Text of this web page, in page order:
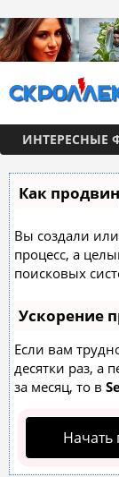
ИНТЕРЕСНЫЕ
Как
Вы создали или
процесс, а
поисковых
Ускорение
Если вам
десятки раз, а
за месяц, то в
Начать